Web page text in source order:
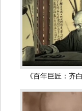
通，但对平民百姓
诗不求工，无意唐
其画印书诗，人称
其作品以多种表现
齐白石作品
著有《借山吟馆诗
《齐白石作品选集
《蛙声十里出山泉
画青蛙，只画几
行书启事 齐
《百年巨匠：齐
从画